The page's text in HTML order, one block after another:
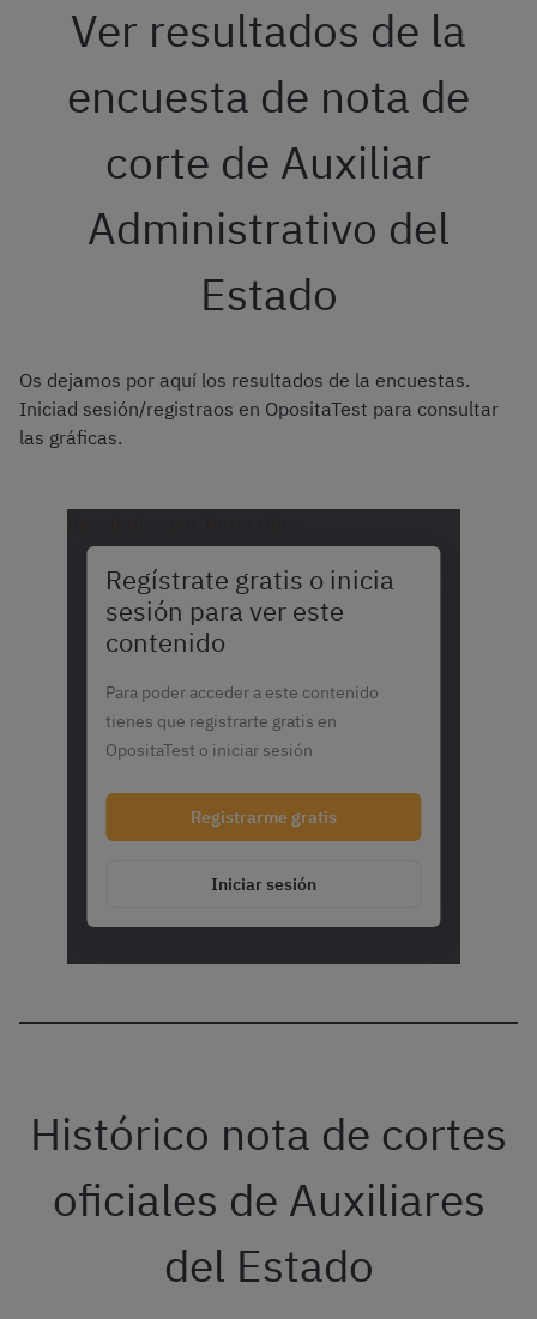
Ver resultados de la
encuesta de nota de
corte de Auxiliar
Administrativo del
Estado
Os dejamos por aquí los resultados de la encuestas.
Iniciad sesión/registraos en OpositaTest para consultar
las gráficas.
Regístrate gratis o inicia
sesión para ver este
contenido
Para poder acceder a este contenido
tienes que registrarte gratis en
OpositaTest o iniciar sesión
Registrarme gratis
Iniciar sesión
Histórico nota de cortes
oficiales de Auxiliares
del Estado